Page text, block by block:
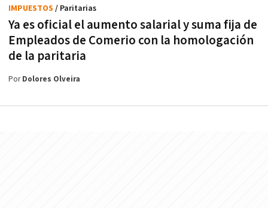
Ya es oficial el aumento salarial y suma fija de
Empleados de Comerio con la homologación
de la paritaria
IMPUESTOS / Paritarias
PorDolores Olveira